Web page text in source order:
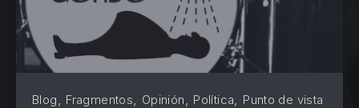
Blog Fragmentos Opinión Política Punto de vista